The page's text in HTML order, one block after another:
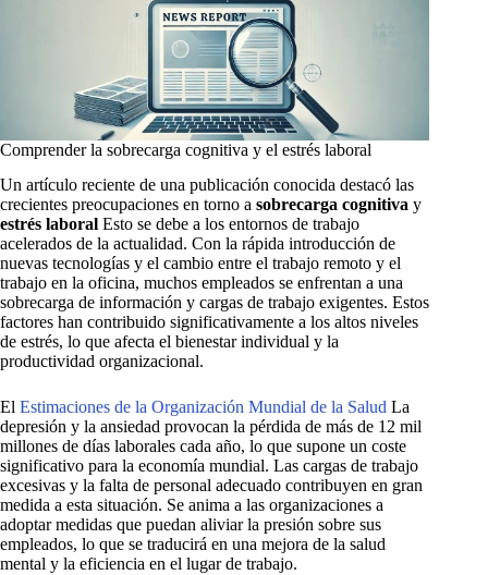
Comprender la sobrecarga cognitiva y el estrés laboral
Un artículo reciente de una publicación conocida destacó las
crecientes preocupaciones en torno a sobrecarga cognitiva y
estrés laboral Esto se debe a los entornos de trabajo
acelerados de la actualidad. Con la rápida introducción de
nuevas tecnologías y el cambio entre el trabajo remoto y el
trabajo en la oficina, muchos empleados se enfrentan a una
sobrecarga de información y cargas de trabajo exigentes. Estos
factores han contribuido significativamente a los altos niveles
de estrés, lo que afecta el bienestar individual y la
productividad organizacional.
El Estimaciones de la Organización Mundial de la Salud La
depresión y la ansiedad provocan la pérdida de más de 12 mil
millones de días laborales cada año, lo que supone un coste
significativo para la economía mundial. Las cargas de trabajo
excesivas y la falta de personal adecuado contribuyen en gran
medida a esta situación. Se anima a las organizaciones a
adoptar medidas que puedan aliviar la presión sobre sus
empleados, lo que se traducirá en una mejora de la salud
mental y la eficiencia en el lugar de trabajo.